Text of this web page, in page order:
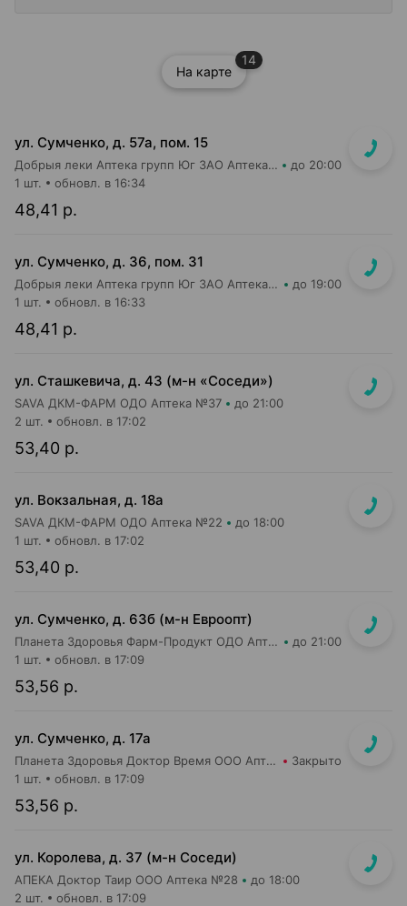
На карте
14
ул. Сумченко, д. 57а, пом. 15
Добрыя леки Аптека групп Юг ЗАО Аптека №81 до 20:00
48,41 р.
1 шт. обновл. в 16:34
ул. Сумченко, д. 36, пом. 31
Добрыя леки Аптека групп Юг ЗАО Аптека №56 до 19:00
48,41 р.
1 шт. обновл. в 16:33
ул. Сташкевича, д. 43 (м-н «Соседи»)
SAVA ДКМ-ФАРМ ОДО Аптека №37 до 21:00
53,40 р.
2 шт. обновл. в 17:02
ул. Вокзальная, д. 18а
SAVA ДКМ-ФАРМ ОДО Аптека №22 до 18:00
53,40 р.
1 шт. обновл. в 17:02
ул. Сумченко, д. 63б (м-н Евроопт)
Планета Здоровья Фарм-Продукт ОДО Аптека №13 до 21:00
53,56 р.
1 шт. обновл. в 17:09
ул. Сумченко, д. 17а
Планета Здоровья Доктор Время ООО Аптека №42 Закрыто
53,56 р.
1 шт. обновл. в 17:09
ул. Королева, д. 37 (м-н Соседи)
АПЕКА Доктор Таир ООО Аптека №28 до 18:00
2 шт. обновл. в 17:09